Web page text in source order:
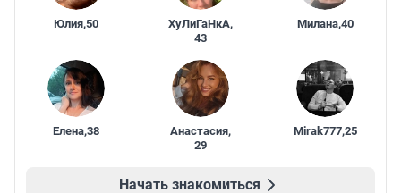
Юлия,50 ХуЛиГаНкА,
43
Милана,40
Елена,38 Анастасия,
29
Mirak777,25
Начать знакомиться